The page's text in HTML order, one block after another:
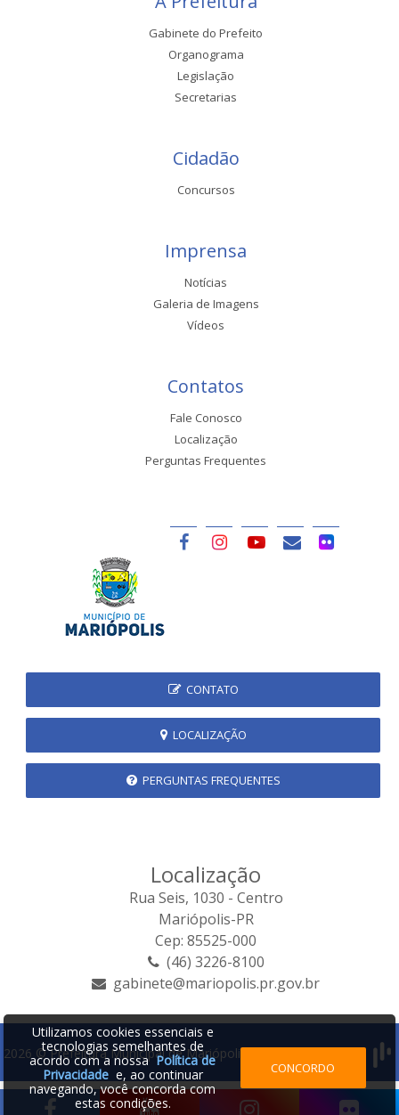
Gabinete do Prefeito
Organograma
Legislação
Secretarias
Cidadão
Concursos
Imprensa
Notícias
Galeria de Imagens
Vídeos
Contatos
Fale Conosco
Localização
Perguntas Frequentes
CONTATO
LOCALIZAÇÃO
PERGUNTAS FREQUENTES
Localização
Rua Seis, 1030 - Centro
Mariópolis-PR
Cep: 85525-000
(46) 3226-8100
gabinete@mariopolis.pr.gov.br
2026 © Prefeitura Municipal de Mariópolis | Desenvolvido por:
Utilizamos cookies essenciais e
tecnologias semelhantes de
acordo com a nossaPolítica de
Privacidadee, ao continuar
navegando, você concorda com
estas condições.
CONCORDO